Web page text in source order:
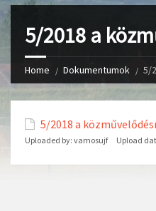
5/2018 a
Home Dokumentumok 5/
5/2018 a
Uploaded by: vamosujf Upload